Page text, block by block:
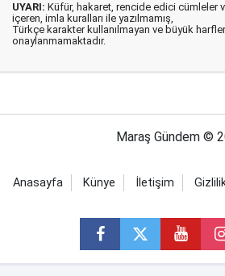
UYARI: Küfür, hakaret, rencide edici cümleler
içeren, imla kuralları ile yazılmamış,
Türkçe karakter kullanılmayan ve büyük
onaylanmamaktadır.
Maraş Gündem ©
Anasayfa Künye İletişim